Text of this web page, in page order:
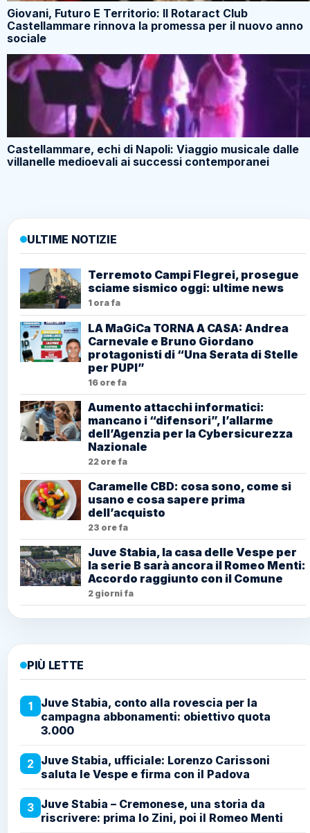
Giovani, Futuro E Territorio: Il Rotaract Club
Castellammare rinnova la promessa per il nuovo anno
sociale
Castellammare, echi di Napoli: Viaggio musicale dalle
villanelle medioevali ai successi contemporanei
ULTIME NOTIZIE
Terremoto Campi Flegrei, prosegue
sciame sismico oggi: ultime news
1 ora fa
LA MaGiCa TORNA A CASA: Andrea
Carnevale e Bruno Giordano
protagonisti di “Una Serata di Stelle
per PUPI”
16 ore fa
Aumento attacchi informatici:
mancano i “difensori”, l’allarme
dell’Agenzia per la Cybersicurezza
Nazionale
22 ore fa
Caramelle CBD: cosa sono, come si
usano e cosa sapere prima
dell’acquisto
23 ore fa
Juve Stabia, la casa delle Vespe per
la serie B sarà ancora il Romeo Menti:
Accordo raggiunto con il Comune
2 giorni fa
PIÙ LETTE
1
Juve Stabia, conto alla rovescia per la
campagna abbonamenti: obiettivo quota
3.000
2 Juve Stabia, ufficiale: Lorenzo Carissoni
saluta le Vespe e firma con il Padova
3 Juve Stabia – Cremonese, una storia da
riscrivere: prima lo Zini, poi il Romeo Menti